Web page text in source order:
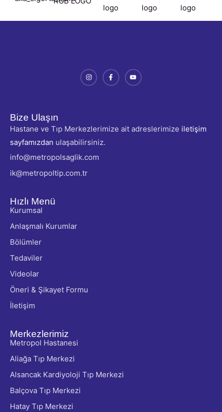
Bize Ulaşın
Hastane ve Tıp Merkezlerimize ait adreslerimize iletişim
sayfamızdan ulaşabilirsiniz.
info@metropolsaglik.com
ik@metropoltip.com.tr
Hızlı Menü
Kurumsal
Anlaşmalı Kurumlar
Bölümler
Tedaviler
Videolar
Öneri & Şikayet Formu
İletişim
Merkezlerimiz
Metropol Hastanesi
Aliağa Tıp Merkezi
Alsancak Kardiyoloji Tıp Merkezi
Balçova Tıp Merkezi
Hatay Tıp Merkezi